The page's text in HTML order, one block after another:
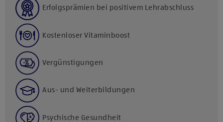
Erfolgsprämien bei positivem Lehrabschluss
Kostenloser Vitaminboost
Vergünstigungen
Aus- und Weiterbildungen
Psychische Gesundheit